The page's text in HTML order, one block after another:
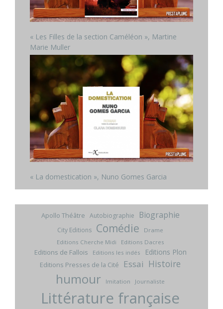
« Les Filles de la section Caméléon », Martine
Marie Muller
« La domestication », Nuno Gomes Garcia
Apollo Théâtre Autobiographie Biographie
City Editions Comédie
Drame
Editions Cherche Midi
Editions Dacres
Editions de Fallois Editions les indés Editions Plon
Editions Presses de la Cité Essai Histoire
humour Imitation Journaliste
Littérature française